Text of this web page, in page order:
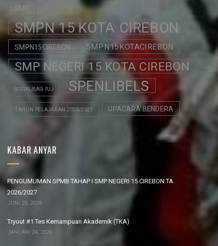
SMP
SMPN 15 KOTA CIREBON
SMPN15CIREBON SMPN15KOTACIREBON
SMP NEGERI 15 KOTA CIREBON
SOSIALISASI PJJ SPENLIBELS
TAHUN PELAJARAN 2020/2021 UPACARA BENDERA
KABAR ANYAR
PENGUMUMAN SPMB TAHAP I SMP NEGERI 15 CIREBON TA
2026/2027
JUNI 25, 2026
Tryout #1 Tes Kemampuan Akademik (TKA)
JANUARI 24, 2026